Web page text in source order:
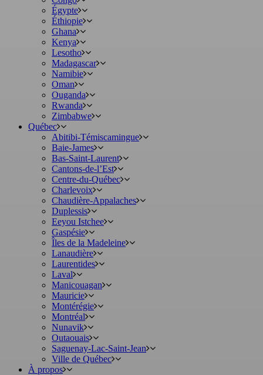
Égypte
Éthiopie
Ghana
Kenya
Lesotho
Madagascar
Namibie
Oman
Ouganda
Rwanda
Zimbabwe
Québec
Abitibi-Témiscamingue
Baie-James
Bas-Saint-Laurent
Cantons-de-l’Est
Centre-du-Québec
Charlevoix
Chaudière-Appalaches
Duplessis
Eeyou Istchee
Gaspésie
Îles de la Madeleine
Lanaudière
Laurentides
Laval
Manicouagan
Mauricie
Montérégie
Montréal
Nunavik
Outaouais
Saguenay-Lac-Saint-Jean
Ville de Québec
À propos